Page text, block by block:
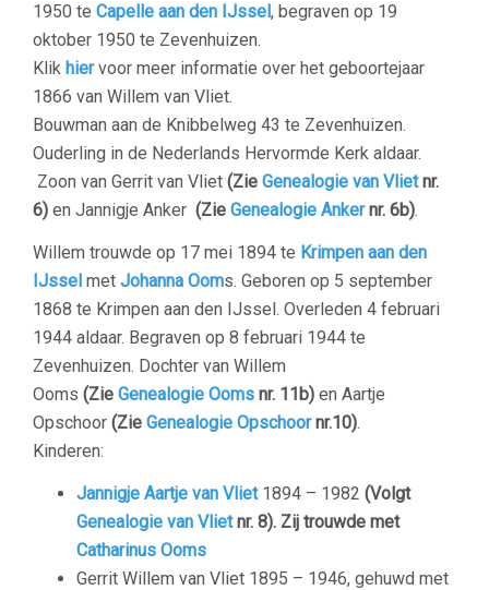
1950 te Capelle aan den IJssel, begraven op 19
oktober 1950 te Zevenhuizen.
Klik hiervoor meer informatie over het geboortejaar
1866 van Willem van Vliet.
Bouwman aan de Knibbelweg 43 te Zevenhuizen.
Ouderling in de Nederlands Hervormde Kerk aldaar.
Zoon van Gerrit van Vliet (Zie Genealogie van Vlietnr.
6) en Jannigje Anker (Zie Genealogie Ankernr. 6b).
Willem trouwde op 17 mei 1894 te Krimpen aan den
IJssel met Johanna Ooms. Geboren op 5 september
1868 te Krimpen aan den IJssel. Overleden 4 februari
1944 aldaar. Begraven op 8 februari 1944 te
Zevenhuizen. Dochter van Willem
Ooms (Zie Genealogie Ooms nr. 11b) en Aartje
Opschoor (Zie Genealogie Opschoornr.10).
Kinderen:
Jannigje Aartje van Vliet 1894 – 1982 (Volgt
Genealogie van Vlietnr. 8). Zij trouwde met
Catharinus Ooms
Gerrit Willem van Vliet 1895 – 1946, gehuwd met